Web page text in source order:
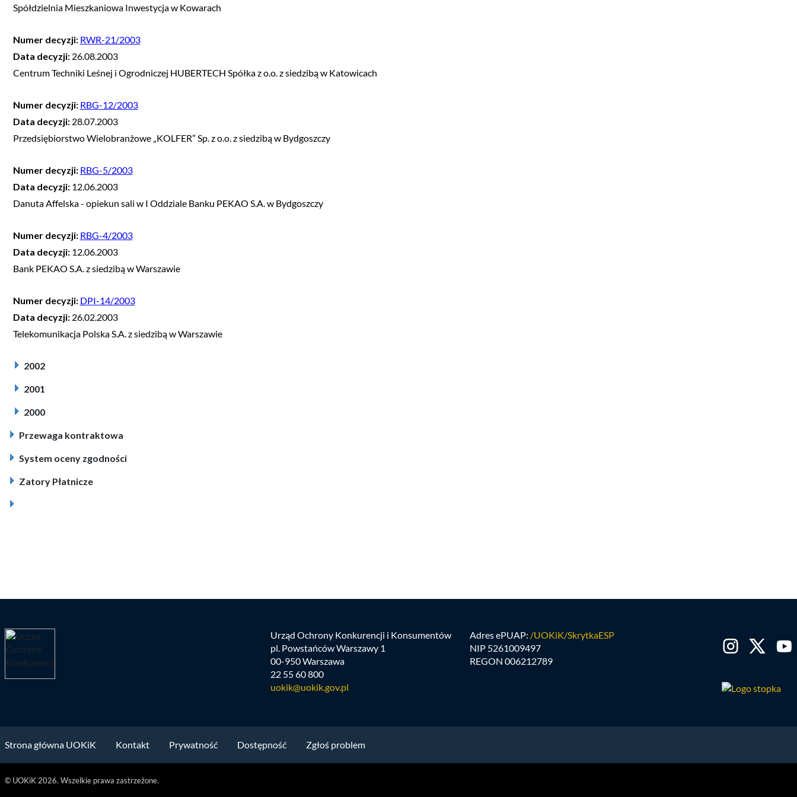
Spółdzielnia Mieszkaniowa Inwestycja w Kowarach
Numer decyzji: RWR-21/2003
Data decyzji: 26.08.2003
Centrum Techniki Leśnej i Ogrodniczej HUBERTECH Spółka z o.o. z siedzibą w Katowicach
Numer decyzji: RBG-12/2003
Data decyzji: 28.07.2003
Przedsiębiorstwo Wielobranżowe „KOLFER” Sp. z o.o. z siedzibą w Bydgoszczy
Numer decyzji: RBG-5/2003
Data decyzji: 12.06.2003
Danuta Affelska - opiekun sali w I Oddziale Banku PEKAO S.A. w Bydgoszczy
Numer decyzji: RBG-4/2003
Data decyzji: 12.06.2003
Bank PEKAO S.A. z siedzibą w Warszawie
Numer decyzji: DPI-14/2003
Data decyzji: 26.02.2003
Telekomunikacja Polska S.A. z siedzibą w Warszawie
2002
2001
2000
Przewaga kontraktowa
System oceny zgodności
Zatory Płatnicze
Urząd Ochrony Konkurencji i Konsumentów
pl. Powstańców Warszawy 1
00-950 Warszawa
22 55 60 800
uokik@uokik.gov.pl
Adres ePUAP: /UOKiK/SkrytkaESP
NIP 5261009497
REGON 006212789
Strona główna UOKiK Kontakt Prywatność Dostępność Zgłoś problem
© UOKiK 2026. Wszelkie prawa zastrzeżone.